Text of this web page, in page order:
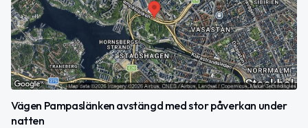
Vägen Pampaslänken avstängd med stor påverkan under
natten